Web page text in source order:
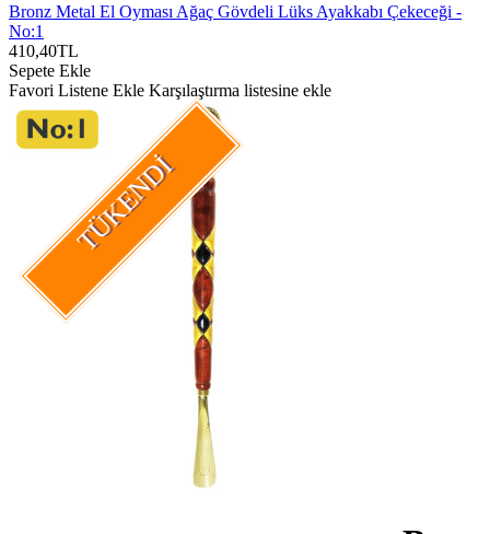
Bronz Metal El Oyması Ağaç Gövdeli Lüks Ayakkabı Çekeceği -
No:1
410,40TL
Sepete Ekle
Favori Listene Ekle Karşılaştırma listesine ekle
TÜKENDI